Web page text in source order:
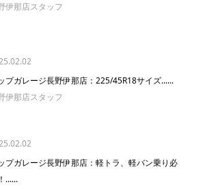
伊那店スタッフ
プガレージ長野伊那店：225/45R18サイズ......
伊那店スタッフ
プガレージ長野伊那店：軽トラ、軽バン乗り必
......